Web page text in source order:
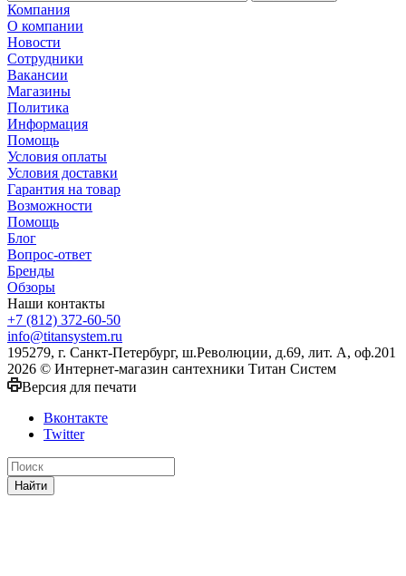
Компания
О компании
Новости
Сотрудники
Вакансии
Магазины
Политика
Информация
Помощь
Условия оплаты
Условия доставки
Гарантия на товар
Возможности
Помощь
Блог
Вопрос-ответ
Бренды
Обзоры
Наши контакты
+7 (812) 372-60-50
info@titansystem.ru
195279, г. Санкт-Петербург, ш.Революции, д.69, лит. А, оф.201
2026 © Интернет-магазин сантехники Титан Систем
Версия для печати
Вконтакте
Twitter
Найти